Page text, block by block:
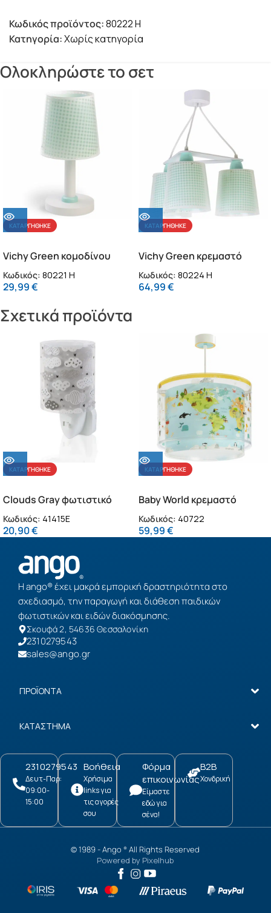
Κωδικός προϊόντος:80222 H
Κατηγορία:Χωρίς κατηγορία
Ολοκληρώστε το σετ
ΚΑΤΑΡΓΉΘΗΚΕ
Vichy Green κομοδίνου
παιδικό φωτιστικό
Κωδικός: 80221 H
29,99€
ΚΑΤΑΡΓΉΘΗΚΕ
Vichy Green κρεμαστό
τρίφωτο οροφής
Κωδικός: 80224 H
64,99€
Σχετικά προϊόντα
ΚΑΤΑΡΓΉΘΗΚΕ
Clouds Gray φωτιστικό
νύκτας πρίζας LED (41415E)
Κωδικός: 41415E
20,90€
ΚΑΤΑΡΓΉΘΗΚΕ
Baby World κρεμαστό
παιδικό φωτιστικό οροφής
Κωδικός: 40722
59,99€
Η ango® έχει μακρά εμπορική δραστηριότητα στο
σχεδιασμό, την παραγωγή και διάθεση παιδικών
φωτιστικών και ειδών διακόσμησης.
Σκουφά 2, 54636 Θεσσαλονίκη
2310279543
sales@ango.gr
ΠΡΟΪΟΝΤΑ
ΚΑΤΑΣΤΗΜΑ
2310279543
Δευτ-Παρ:
09:00-
15:00
Βοήθεια
Χρήσιμα
links για
τις αγορές
σου
Φόρμα
επικοινωνίας
Είμαστε
εδώ για
σένα!
B2B
Χονδρική
© 1989 -Ango® All Rights Reserved
Powered by Pixelhub